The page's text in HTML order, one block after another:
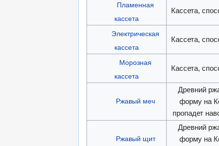
Пламенная
кассета
Кассета,
Электрическая
кассета
Кассета,
Морозная
кассета
Кассета,
Ржавый меч
Древний
форму на
пропадет
Ржавый щит
Древний
форму на